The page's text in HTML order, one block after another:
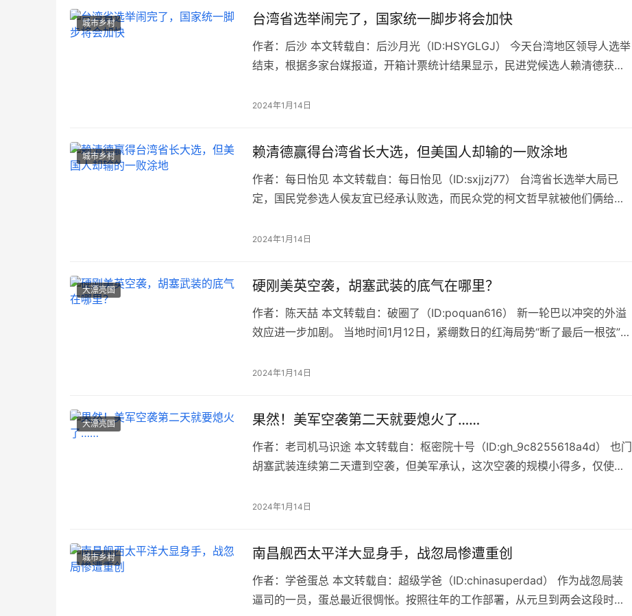
城市乡村 台湾省选举闹完了，国家统一脚步将会加快
作者：后沙 本文转载自：后沙月光（ID:HSYGLGJ） 今天台湾地区领导人选举
结束，根据多家台媒报道，开箱计票统计结果显示，民进党候选人赖清德获
2024年1月14日
城市乡村 赖清德赢得台湾省长大选，但美国人却输的一败涂地
作者：每日怡见 本文转载自：每日怡见（ID:sxjjzj77） 台湾省长选举大局已
定，国民党参选人侯友宜已经承认败选，而民众党的柯文哲早就被他们俩给甩
2024年1月14日
大漂亮国 硬刚美英空袭，胡塞武装的底气在哪里？
作者：陈天喆 本文转载自：破圈了（ID:poquan616） 新一轮巴以冲突的外溢
效应进一步加剧。 当地时间1月12日，紧绷数日的红海局势“断了最后一根弦”，
2024年1月14日
大漂亮国 果然！美军空袭第二天就要熄火了……
作者：老司机马识途 本文转载自：枢密院十号（ID:gh_9c8255618a4d） 也门
胡塞武装连续第二天遭到空袭，但美军承认，这次空袭的规模小得多，仅使用
2024年1月14日
城市乡村 南昌舰西太平洋大显身手，战忽局惨遭重创
作者：学爸蛋总 本文转载自：超级学爸（ID:chinasuperdad） 作为战忽局装
逼司的一员，蛋总最近很惆怅。按照往年的工作部署，从元旦到两会这段时